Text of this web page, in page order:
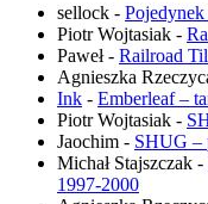
sellock - Pojedynek
Piotr Wojtasiak -
Paweł- Railroad
Agnieszka
Ink - Emberleaf –
Piotr Wojtasiak -
Jaochim - SHUG –
Michał Stajszczak -
1997-2000